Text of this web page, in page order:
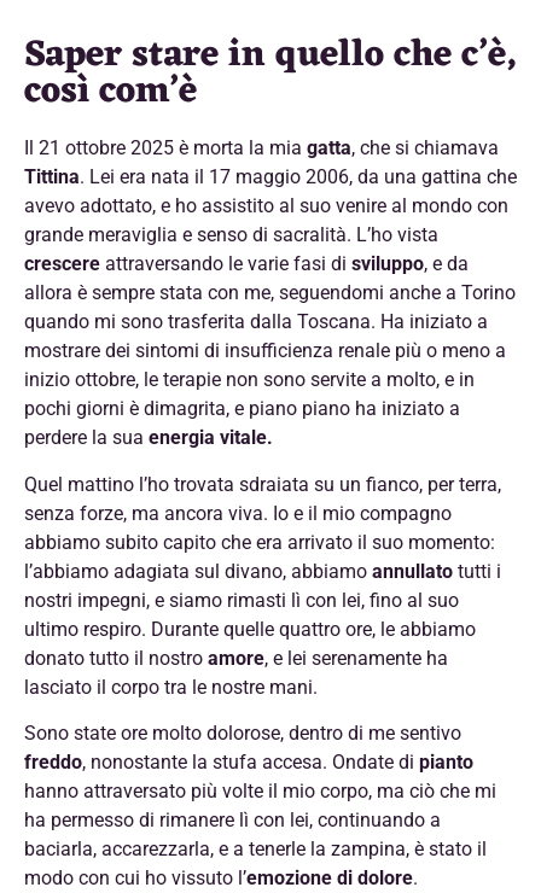
Saper stare in quello che c’è,
così com’è
Il 21 ottobre 2025 è morta la mia gatta, che si chiamava
Tittina. Lei era nata il 17 maggio 2006, da una gattina che
avevo adottato, e ho assistito al suo venire al mondo con
grande meraviglia e senso di sacralità. L’ho vista
crescere attraversando le varie fasi di sviluppo, e da
allora è sempre stata con me, seguendomi anche a Torino
quando mi sono trasferita dalla Toscana. Ha iniziato a
mostrare dei sintomi di insufficienza renale più o meno a
inizio ottobre, le terapie non sono servite a molto, e in
pochi giorni è dimagrita, e piano piano ha iniziato a
perdere la sua energia vitale.
Quel mattino l’ho trovata sdraiata su un fianco, per terra,
senza forze, ma ancora viva. Io e il mio compagno
abbiamo subito capito che era arrivato il suo momento:
l’abbiamo adagiata sul divano, abbiamo annullato tutti i
nostri impegni, e siamo rimasti lì con lei, fino al suo
ultimo respiro. Durante quelle quattro ore, le abbiamo
donato tutto il nostro amore, e lei serenamente ha
lasciato il corpo tra le nostre mani.
Sono state ore molto dolorose, dentro di me sentivo
freddo, nonostante la stufa accesa. Ondate di pianto
hanno attraversato più volte il mio corpo, ma ciò che mi
ha permesso di rimanere lì con lei, continuando a
baciarla, accarezzarla, e a tenerle la zampina, è stato il
modo con cui ho vissuto l’emozione di dolore.